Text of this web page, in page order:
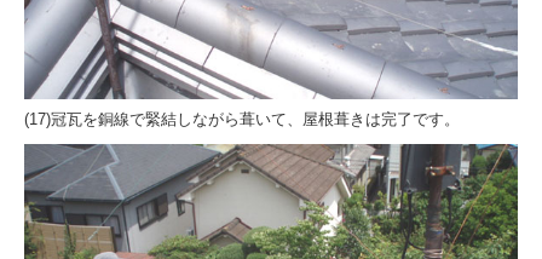
(17)冠瓦を銅線で緊結しながら葺いて、屋根葺きは完了です。